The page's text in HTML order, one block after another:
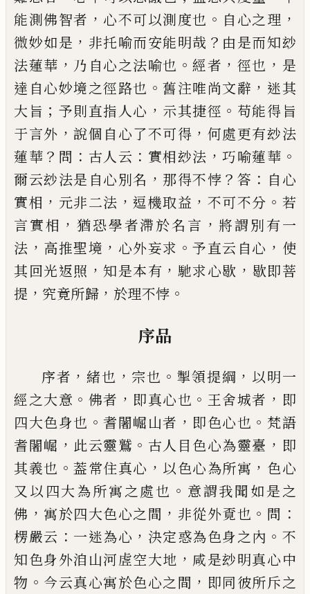
能測佛智者 ， 心不可以測度也 。 自心之理 ，
微妙如是 ， 非托喻而安能明哉 ？ 由是而知玅
法蓮華 ， 乃自心之法喻也 。 經者 ， 徑也 ， 是
達自心妙境之徑路也 。舊注唯尚文辭 ， 迷其
大旨 ； 予則直指人心 ， 示其捷徑 。 苟能得旨
于言外 ，說個自心了不可得 ， 何處更有玅法
蓮華 ？ 問 ： 古人云 ： 實相玅法 ， 巧喻蓮華 。
爾云玅法是自心別名 ， 那得不悖 ？ 答 ： 自心
實相 ， 元非二法 ，逗機取益 ， 不可不分 。 若
言實相 ，猶恐學者滯於名言 ， 將謂別有一
法 ， 高推聖境 ， 心外妄求 。予直云自心 ， 使
其回光返照 ，知是本有 ， 馳求心歇 ， 歇即菩
提 ， 究竟所歸 ， 於理不悖 。
序品
序者 ， 緒也 ， 宗也 。 掣領提綱 ， 以明一
經之大意 。 佛者 ， 即真心也 。 王舍城者 ， 即
四大色身也 。 耆闍崛山者 ， 即色心也 。 梵語
耆闍崛 ， 此云靈鷲 。 古人目色心為靈臺 ， 即
其義也 。葢常住真心 ， 以色心為所寓 ， 色心
又以四大為所寓之處也 。 意謂我聞如是之
佛 ， 寓於四大色心之間 ， 非從外覔也 。 問 ：
楞嚴云 ： 一迷為心 ， 決定惑為色身之內 。 不
知色身外洎山河虗空大地 ， 咸是玅明真心中
物 。 今云真心寓於色心之間 ， 即同彼所斥之